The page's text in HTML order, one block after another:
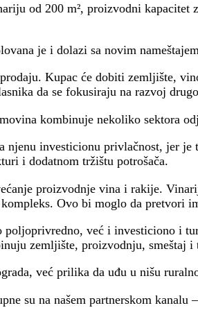
od 200 m², proizvodni
je i dolazi sa novim
Kupac će dobiti zemljište,
da se fokusiraju na razvoj
kombinuje nekoliko sektora
njenu investicionu privlačnost, jer
i dodatnom tržištu potrošača.
proizvodnje vina i rakije.
Ovo bi moglo da pretvori
poljoprivredno, već i investiciono i
zemljište, proizvodnju, smeštaj
već prilika da uđu u nišu
su na našem partnerskom kanalu